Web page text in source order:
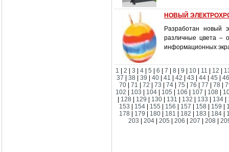
НОВЫЙ
Разработан новый
различные цвета –
информационных
1 2 3 4 5 6 7 8 9 10 11 12
37
|38 |39 |40 |41 |42 |43 |44 |45 |
70
71 72 73 74 75 76 77 78
102
103 104 105 106 107 108
128 129 130 131 132 133 134
153
154 155 156 157 158 159
178
179 180 181 182 183 184
203
|204 |205 |206 |207 |208 |